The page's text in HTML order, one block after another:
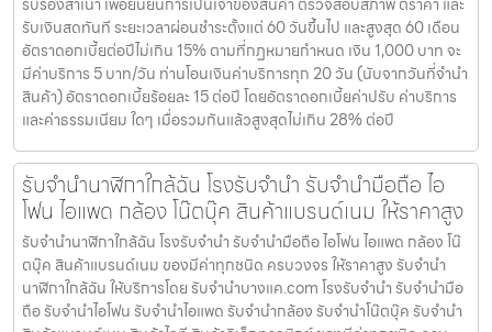
จำนำ เครื่องเช่า เครื่องยืม หรือเครื่องบริษัท สินค้าที่นำมาจำนำไม่ควรเกิน
1-2 ปี หากเกินจะพิจารณาเป็นบางรายการ โดยสินค้าต้องอยู่ในสภาพดี ไม่
เคยเสียหรือเคยซ่อมมาก่อน เตรียมอุปกรณ์มาให้ครบ เตรียมอุปกรณ์ สาย
ชาร์จ แบตเตอรี่มาให้ครบ เงื่อนไขการให้บริการ แจ้งความประสงค์ของท่าน
แจ้งความประสงค์ของท่านว่าต้องการนำสินค้าชนิดใดมาจำนำ โดยแจ้งรุ่น
สินค้า และ ประเมินราคาสินค้าในเบื้องต้น กำหนดสถานที่นัดพบ กำหนด
สถานที่นัดพบ โดยผู้จำนำต้องเตรียมเอกสาร สำเนาบัตรประชาชน เซ็นต์
รับรองสำเนา เพื่อยืนยันการเป็นเจ้าของสินค้า ตรวจสอบสภาพ ตีราคา และ
รับเงินสดทันที ระยะเวลาผ่อนชำระตั้งแต่ 60 วันขึ้นไป และสูงสุด 60 เดือน
อัตราดอกเบี้ยต่อปีไม่เกิน 15% ตามที่กฏหมายกำหนด เงิน 1,000 บาท จะ
มีค่าบริการ 5 บาท/วัน ท่านโอนเงินค่าบริการทุก 20 วัน (นับจากวันที่จำนำ
สินค้า) อัตราดอกเบี้ยร้อยละ 15 ต่อปี โดยอัตราดอกเบี้ยค่าปรับ ค่าบริการ
และค่าธรรมเนียม ใดๆ เมื่อรวมกันแล้วสูงสุดไม่เกิน 28% ต่อปี